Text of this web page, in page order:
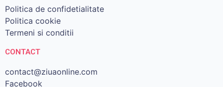
Politica de confidetialitate
Politica cookie
Termeni si conditii
CONTACT
contact@ziuaonline.com
Facebook